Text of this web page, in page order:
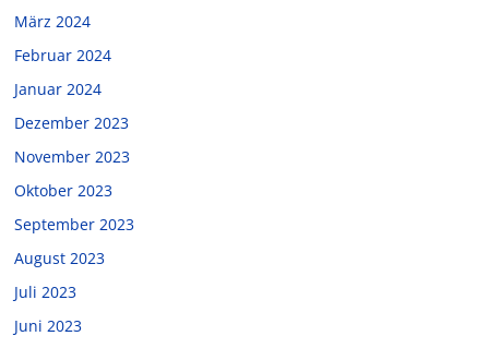
März 2024
Februar 2024
Januar 2024
Dezember 2023
November 2023
Oktober 2023
September 2023
August 2023
Juli 2023
Juni 2023